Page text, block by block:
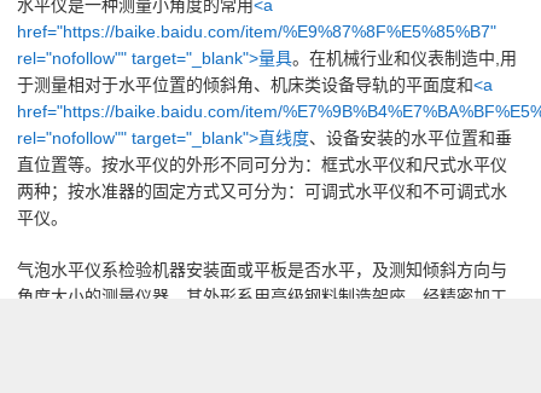
水平仪是一种测量小角度的常用<a
href="https://baike.baidu.com/item/%E9%87%8F%E5%85%B7"
rel="nofollow"" target="_blank">量具。在机械行业和仪表制造中,用
于测量相对于水平位置的倾斜角、机床类设备导轨的平面度和<a
href="https://baike.baidu.com/item/
rel="nofollow"" target="_blank">直线度、设备安装的水平位置和垂
直位置等。按水平仪的外形不同可分为：框式水平仪和尺式水平仪
两种；按水准器的固定方式又可分为：可调式水平仪和不可调式水
平仪。
气泡水平仪系检验机器安装面或平板是否水平，及测知倾斜方向与
角度大小的测量仪器，其外形系用高级钢料制造架座，经精密加工